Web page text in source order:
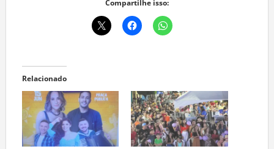
Compartilhe isso:
Relacionado